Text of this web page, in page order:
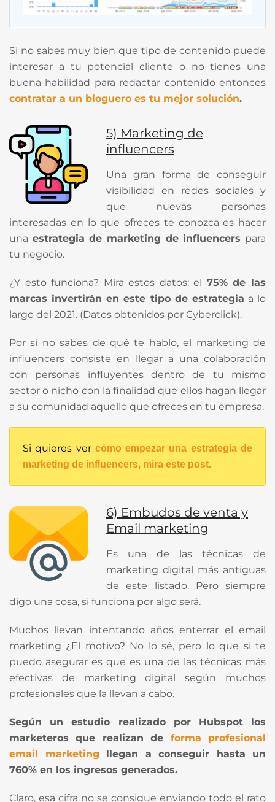
Si no sabes muy bien que tipo de contenido puede
interesar a tu potencial cliente o no tienes una
buena habilidad para redactar contenido entonces
contratar a un bloguero es tu mejor solución.
5) Marketing de
influencers
Una gran forma de conseguir
visibilidad en redes sociales y
que nuevas personas
interesadas en lo que ofreces te conozca es hacer
una estrategia de marketing de influencers para
tu negocio.
¿Y esto funciona? Mira estos datos: el 75% de las
marcas invertirán en este tipo de estrategia a lo
largo del 2021. (Datos obtenidos por Cyberclick).
Por si no sabes de qué te hablo, el marketing de
influencers consiste en llegar a una colaboración
con personas influyentes dentro de tu mismo
sector o nicho con la finalidad que ellos hagan llegar
a su comunidad aquello que ofreces en tu empresa.
Si quieres ver cómo empezar una estrategia de
marketing de influencers, mira este post.
6) Embudos de venta y
Email marketing
Es una de las técnicas de
marketing digital más antiguas
de este listado. Pero siempre
digo una cosa, si funciona por algo será.
Muchos llevan intentando años enterrar el email
marketing ¿El motivo? No lo sé, pero lo que si te
puedo asegurar es que es una de las técnicas más
efectivas de marketing digital según muchos
profesionales que la llevan a cabo.
Según un estudio realizado por Hubspot los
marketeros que realizan de forma profesional
email marketing llegan a conseguir hasta un
760% en los ingresos generados.
Claro, esa cifra no se consigue enviando todo el rato